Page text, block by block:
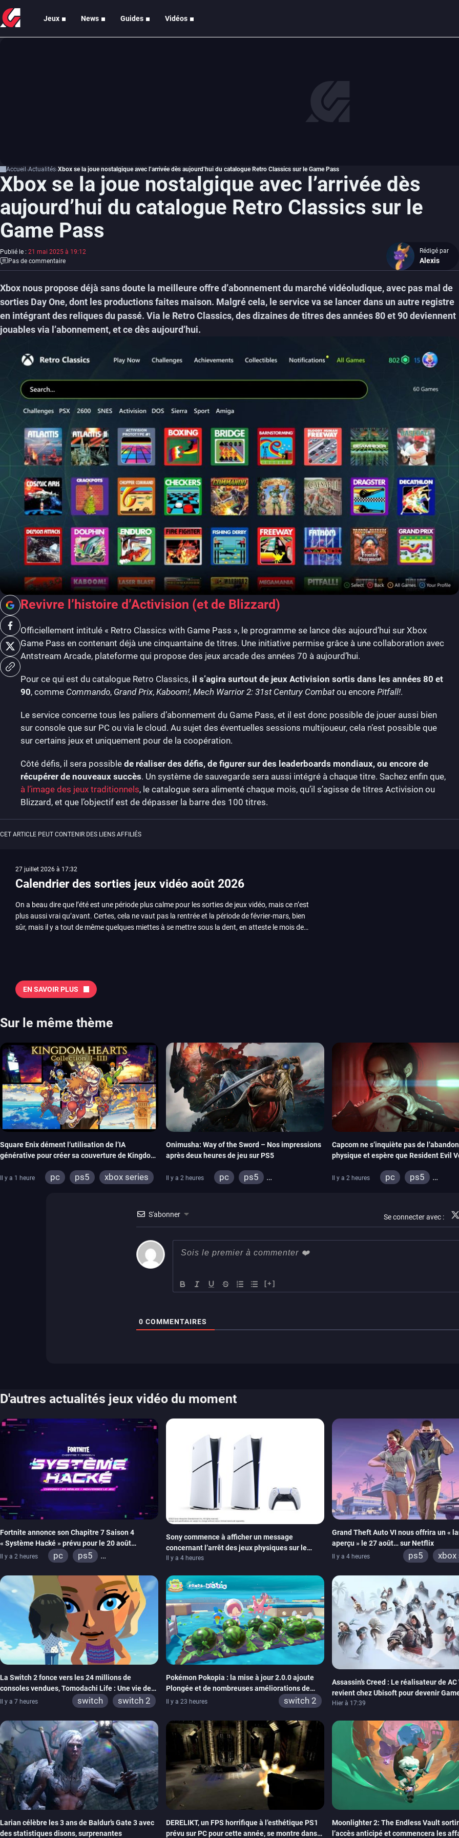
Jeux News Guides Vidéos
Accueil Actualités Xbox se la joue nostalgique avec l’arrivée dès aujourd’hui du catalogue Retro Classics sur le Game Pass
Xbox se la joue nostalgique avec l’arrivée dès
aujourd’hui du catalogue Retro Classics sur le
Game Pass
Publié le : 21 mai 2025 à 19:12
Pas de commentaire
Rédigé par
Alexis
Xbox nous propose déjà sans doute la meilleure offre d’abonnement du marché vidéoludique, avec pas mal de
sorties Day One, dont les productions faites maison. Malgré cela, le service va se lancer dans un autre registre
en intégrant des reliques du passé. Via le Retro Classics, des dizaines de titres des années 80 et 90 deviennent
jouables via l’abonnement, et ce dès aujourd’hui.
Revivre l’histoire d’Activision (et de Blizzard)
Officiellement intitulé « Retro Classics with Game Pass », le programme se lance dès aujourd’hui sur Xbox
Game Pass en contenant déjà une cinquantaine de titres. Une initiative permise grâce à une collaboration avec
Antstream Arcade, plateforme qui propose des jeux arcade des années 70 à aujourd’hui.
Pour ce qui est du catalogue Retro Classics, il s’agira surtout de jeux Activision sortis dans les années 80 et
90, comme Commando, Grand Prix, Kaboom!, Mech Warrior 2: 31st Century Combatou encore Pitfall!.
Le service concerne tous les paliers d’abonnement du Game Pass, et il est donc possible de jouer aussi bien
sur console que sur PC ou via le cloud. Au sujet des éventuelles sessions multijoueur, cela n’est possible que
sur certains jeux et uniquement pour de la coopération.
Côté défis, il sera possible de réaliser des défis, de figurer sur des leaderboards mondiaux, ou encore de
récupérer de nouveaux succès. Un système de sauvegarde sera aussi intégré à chaque titre. Sachez enfin que,
à l’image des jeux traditionnels, le catalogue sera alimenté chaque mois, qu’il s’agisse de titres Activision ou
Blizzard, et que l’objectif est de dépasser la barre des 100 titres.
CET ARTICLE PEUT CONTENIR DES LIENS AFFILIÉS
27 juillet 2026 à 17:32
Calendrier des sorties jeux vidéo août 2026
On a beau dire que l’été est une période plus calme pour les sorties de jeux vidéo, mais ce n’est
plus aussi vrai qu’avant. Certes, cela ne vaut pas la rentrée et la période de février-mars, bien
sûr, mais il y a tout de même quelques miettes à se mettre sous la dent, en atteste le mois de
Tokon ou encore Beast of Reincarnation, qui nous montre que Game Freak sait faire autre
chose d’ambitieux que Pokémon. On n’oubliera pas la période de Gamescom, avec Star Wars,
2026 Vous trouverez ici tous les jeux majeurs qui sortiront au mois de juin. Vous trouverez
aussi les jeux de ce mois dans notre page dédiée…
EN SAVOIR PLUS
Sur le même thème
Square Enix dément l’utilisation de l’IA
générative pour créer sa couverture de Kingdom
Il y a 1 heure pc ps5
xbox series
Onimusha: Way of the Sword – Nos impressions
après deux heures de jeu sur PS5
Il y a 2 heures pc
ps5
Capcom ne s’inquiète pas de
physique et espère que Resident Evil
Il y a 2 heures pc
ps5
S'abonner Se connecter avec :
[+]
0 COMMENTAIRES
D'autres actualités jeux vidéo du moment
Fortnite annonce son Chapitre 7 Saison 4
« Système Hacké » prévu pour le 20 août
prochain, tandis que Les Simpson ont fait leur
Il y a 2 heures pc
ps5
ios
android
ps4
xbox one
switch 2
Sony commence à afficher un message
concernant l’arrêt des jeux physiques sur le
carton des PlayStation 5
Il y a 4 heures
Grand Theft Auto VI nous offrira un «
aperçu » le 27 août… sur Netflix
Il y a 4 heures ps5 xbox
La Switch 2 fonce vers les 24 millions de
consoles vendues, Tomodachi Life : Une vie de
rêve dépasse aujourd’hui les 8 millions
Il y a 7 heures switch switch 2
Pokémon Pokopia : la mise à jour 2.0.0 ajoute
Plongée et de nombreuses améliorations de
confort
Il y a 23 heures switch 2
Assassin’s Creed : Le réalisateur de
revient chez Ubisoft pour devenir
de la marque
Hier à 17:39
Larian célèbre les 3 ans de Baldur’s Gate 3 avec
des statistiques disons, surprenantes
DERELIKT, un FPS horrifique à l’esthétique PS1
prévu sur PC pour cette année, se montre dans
Moonlighter 2: The Endless Vault
l’accès anticipé et commencera les